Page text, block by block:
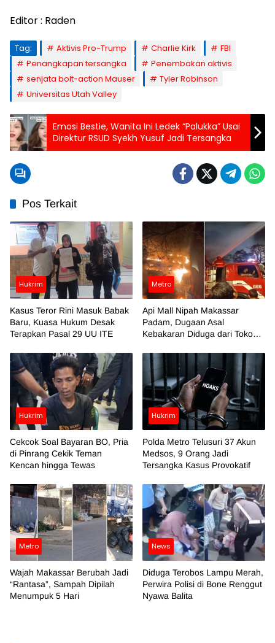
Editor : Raden
Tag: Aktivis Pro-Trump Charlie Kirk
FBI
Penangkapan tersangka
Penembakan aktivis
senjata bolt-action Mauser
Tyler Robinson
Universitas Utah Valley
Emosi Bestie, Wanita Ini Ledek “Palukka” Usai
Direktur RSUD Syekh Yusuf Jadi Tersangka
Pos Terkait
Hukrim
Kasus Teror Rini Masuk Babak
Baru, Kuasa Hukum Desak
Terapkan Pasal 29 UU ITE
Metro
Api Mall Nipah Makassar
Padam, Dugaan Asal
Kebakaran Diduga dari Toko
Hukrim
Cekcok Soal Bayaran BO, Pria
di Pinrang Cekik Teman
Kencan hingga Tewas
Hukrim
Polda Metro Telusuri 37 Akun
Medsos, 9 Orang Jadi
Tersangka Kasus Provokatif
Metro
Wajah Makassar Berubah Jadi
“Rantasa”, Sampah Dipilah
Menumpuk 5 Hari
News
Diduga Terobos Lampu Merah,
Perwira Polisi di Bone Renggut
Nyawa Balita